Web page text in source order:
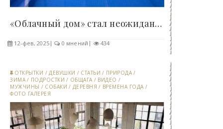
«Облачный дом» стал неожиданным дополнением к..
12-фев, 2025 0 мнений 434
ОТКРЫТКИ / ДЕВУШКИ / СТАТЬИ / ПРИРОДА /
ЗИМА / ПОДРОСТКИ / ОБЩАГА / ВИДЕО /
МУЖЧИНЫ / СОБАКИ / ДЕРЕВНЯ / ВРЕМЕНА ГОДА /
ФОТО ГАЛЕРЕЯ